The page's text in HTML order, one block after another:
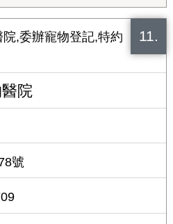
11.
,委辦寵物登記,特約
院
號